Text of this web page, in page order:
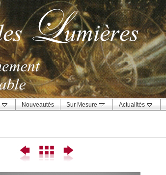
Nouveautés Sur Mesure Actualités